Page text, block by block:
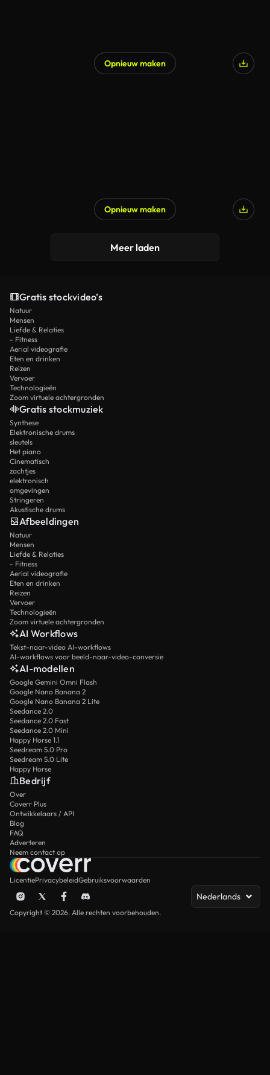
Opnieuw maken
Opnieuw maken
Meer laden
Gratis stockvideo’s
Natuur
Mensen
Liefde & Relaties
- Fitness
Aerial videografie
Eten en drinken
Reizen
Vervoer
Technologieën
Zoom virtuele achtergronden
Gratis stockmuziek
Synthese
Elektronische drums
sleutels
Het piano
Cinematisch
zachtjes
elektronisch
omgevingen
Stringeren
Akustische drums
Afbeeldingen
Natuur
Mensen
Liefde & Relaties
- Fitness
Aerial videografie
Eten en drinken
Reizen
Vervoer
Technologieën
Zoom virtuele achtergronden
AI Workflows
Tekst-naar-video AI-workflows
AI-workflows voor beeld-naar-video-conversie
AI-modellen
Google Gemini Omni Flash
Google Nano Banana 2
Google Nano Banana 2 Lite
Seedance 2.0
Seedance 2.0 Fast
Seedance 2.0 Mini
Happy Horse 1.1
Seedream 5.0 Pro
Seedream 5.0 Lite
Happy Horse
Bedrijf
Over
Coverr Plus
Ontwikkelaars / API
Blog
FAQ
Adverteren
Neem contact op
LicentiePrivacybeleidGebruiksvoorwaarden
Nederlands
Copyright © 2026. Alle rechten voorbehouden.